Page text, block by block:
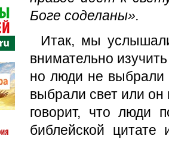
Боге соделаны».
Итак, мы
внимательно
но люди не выбрали
выбрали свет или
говорит, что люди
библейской